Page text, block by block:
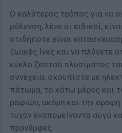
Ο καλύτερος τρόπος για να
μόλυνση, λένε οι ειδικοί,
οτιδήποτε είναι
ζωικές ίνες και να πλύνετε
κύκλο ζεστού πλυσίματος
συνέχεια, σκουπίστε με
πάτωμα, το κάτω μέρος και
ραφιών, ακόμη και την
τυχόν εναπομείναντα αυγά
προνύμφες.